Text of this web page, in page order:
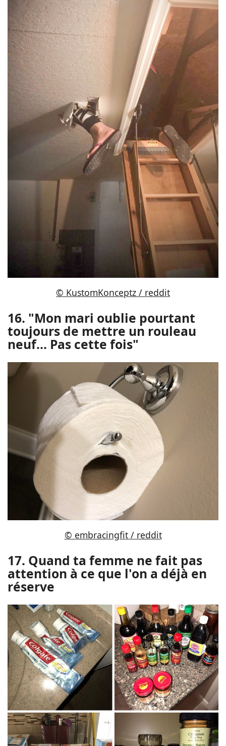
© KustomKonceptz / reddit
16. "Mon mari oublie pourtant
toujours de mettre un rouleau
neuf... Pas cette fois"
© embracingfit / reddit
17. Quand ta femme ne fait pas
attention à ce que l'on a déjà en
réserve